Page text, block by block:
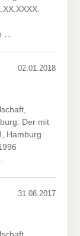
…
02.01.2018
Der mit
Hamburg
31.08.2017